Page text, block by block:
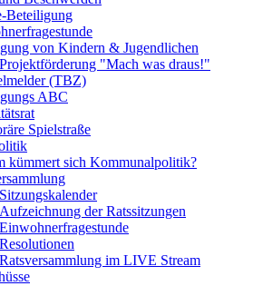
Beteiligung
von Kindern & Jugendlichen
Projektförderung "Mach was draus!"
(TBZ)
ABC
Spielstraße
kümmert sich Kommunalpolitik?
Sitzungskalender
Aufzeichnung der Ratssitzungen
Einwohnerfragestunde
Resolutionen
Ratsversammlung im LIVE Stream